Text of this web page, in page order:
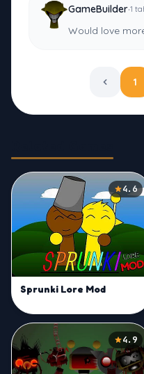
GameBuilder·1
Would love
1
4.6
Sprunki Lore Mod
4.9